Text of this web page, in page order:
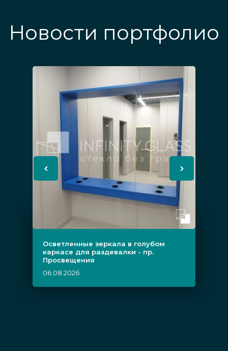
Новости портфолио
Осветленные зеркала в голубом
каркасе для раздевалки - пр.
Просвещения
06.08.2026